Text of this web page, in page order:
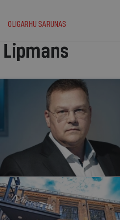
OLIGARHU SARUNAS
Lipmans